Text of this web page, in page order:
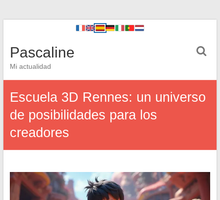
Pascaline
Mi actualidad
Escuela 3D Rennes: un universo
de posibilidades para los
creadores